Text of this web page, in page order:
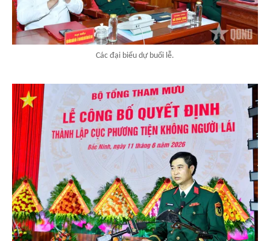
Các đại biểu dự buổi lễ.